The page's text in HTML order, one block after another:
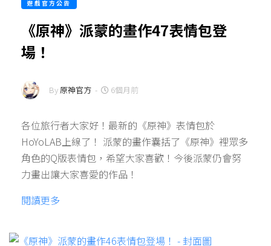
遊戲官方公告
《原神》派蒙的畫作47表情包登
場！
By 原神官方 - 6個月前
各位旅行者大家好！最新的《原神》表情包於
HoYoLAB上線了！ 派蒙的畫作囊括了《原神》裡眾多
角色的Q版表情包，希望大家喜歡！今後派蒙仍會努
力畫出讓大家喜愛的作品！
閱讀更多